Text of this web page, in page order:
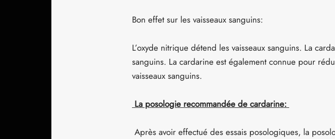
Bon effet sur les vaisseaux sanguins:
L’oxyde nitrique détend les vaisseaux sanguins. La
sanguins. La cardarine est également connue pour
vaisseaux sanguins.
La posologie recommandée de cardarine:
Après avoir effectué des essais posologiques, la